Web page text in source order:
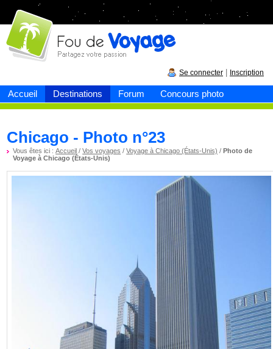
Accueil Destinations Forum Concours photo
Fou devoyage
Se connecter Inscription
Chicago - Photo n°23
Vous êtes ici :Accueil /Vos voyages /Voyage à Chicago (États-Unis) /Photo de
Voyage à Chicago (États-Unis)